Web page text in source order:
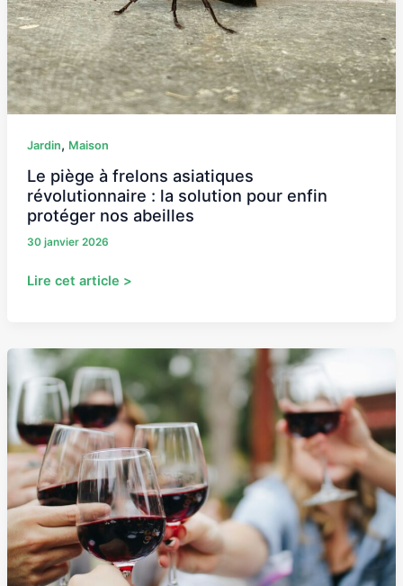
Jardin, Maison
Le piège à frelons asiatiques
révolutionnaire : la solution pour enfin
protéger nos abeilles
30 janvier 2026
la
solution
pour
enfin
protéger
abeilles
Lire cet article >
Cave
à
vin
sous
escalier
:
le
guide
pour
transformer
un